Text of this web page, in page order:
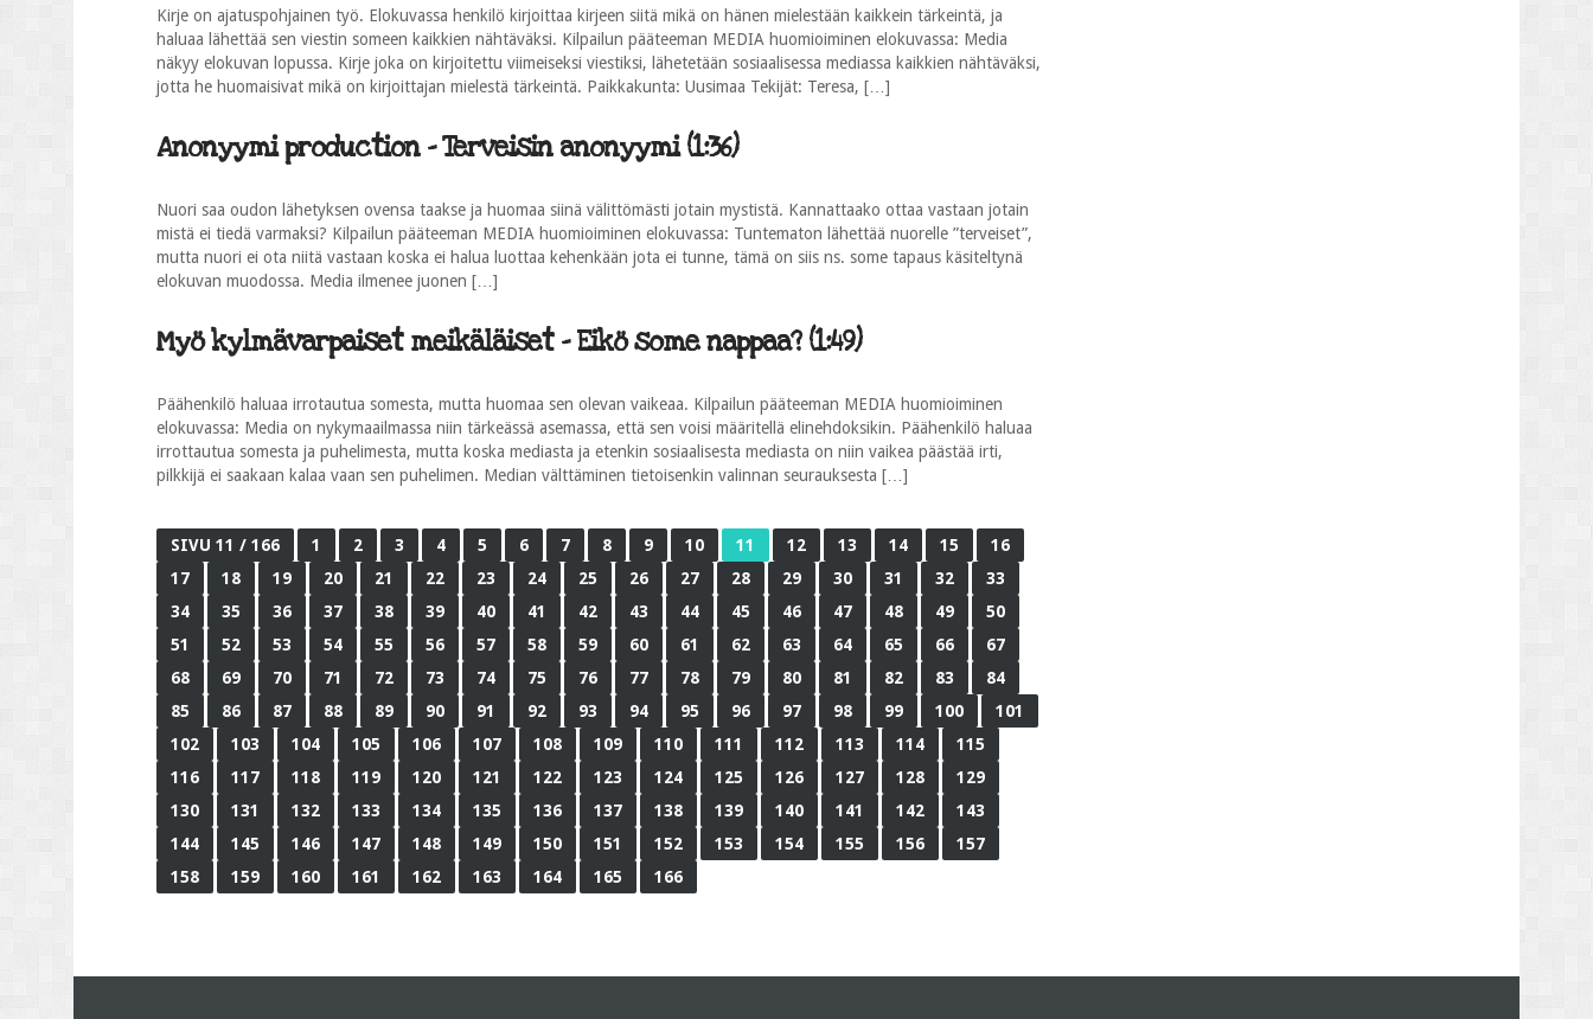
Kirje on ajatuspohjainen työ. Elokuvassa henkilö kirjoittaa kirjeen siitä mikä on hänen mielestään kaikkein tärkeintä, ja
haluaa lähettää sen viestin someen kaikkien nähtäväksi. Kilpailun pääteeman MEDIA huomioiminen elokuvassa: Media
näkyy elokuvan lopussa. Kirje joka on kirjoitettu viimeiseksi viestiksi, lähetetään sosiaalisessa mediassa kaikkien nähtäväksi,
jotta he huomaisivat mikä on kirjoittajan mielestä tärkeintä. Paikkakunta: Uusimaa Tekijät: Teresa, […]
Anonyymi production - Terveisin anonyymi (1:36)
Nuori saa oudon lähetyksen ovensa taakse ja huomaa siinä välittömästi jotain mystistä. Kannattaako ottaa vastaan jotain
mistä ei tiedä varmaksi? Kilpailun pääteeman MEDIA huomioiminen elokuvassa: Tuntematon lähettää nuorelle ”terveiset”,
mutta nuori ei ota niitä vastaan koska ei halua luottaa kehenkään jota ei tunne, tämä on siis ns. some tapaus käsiteltynä
elokuvan muodossa. Media ilmenee juonen […]
Myö kylmävarpaiset meikäläiset - Eikö some nappaa? (1:49)
Päähenkilö haluaa irrotautua somesta, mutta huomaa sen olevan vaikeaa. Kilpailun pääteeman MEDIA huomioiminen
elokuvassa: Media on nykymaailmassa niin tärkeässä asemassa, että sen voisi määritellä elinehdoksikin. Päähenkilö haluaa
irrottautua somesta ja puhelimesta, mutta koska mediasta ja etenkin sosiaalisesta mediasta on niin vaikea päästää irti,
pilkkijä ei saakaan kalaa vaan sen puhelimen. Median välttäminen tietoisenkin valinnan seurauksesta […]
SIVU 11 / 166 1 2 3 4 5 6 7 8 9 10 11 12 13 14 15
16
17
18 19 20 21 22 23 24 25 26 27 28 29 30 31 32
33
34
35 36 37 38 39 40 41 42 43 44 45 46 47 48 49
50
51
52 53 54 55 56 57 58 59 60 61 62 63 64 65 66
67
68
69 70 71 72 73 74 75 76 77 78 79 80 81 82 83
84
85
86 87 88 89 90 91 92 93 94 95 96 97 98 99 100
101
102
103 104 105 106 107 108 109 110 111 112 113 114
115
116
117 118 119 120 121 122 123 124 125 126 127 128
129
130
131 132 133 134 135 136 137 138 139 140 141 142
143
144
145 146 147 148 149 150 151 152 153 154 155 156
157
158
159 160 161 162 163 164 165 166